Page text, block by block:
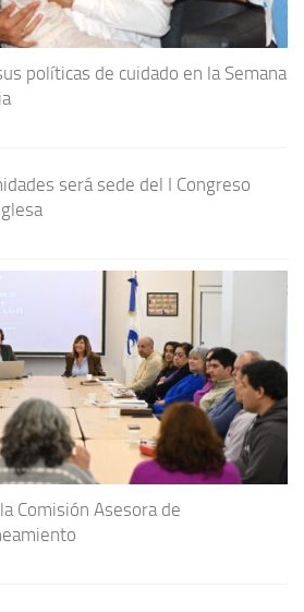
políticas de cuidado en la Semana
será sede del I Congreso
Comisión Asesora de